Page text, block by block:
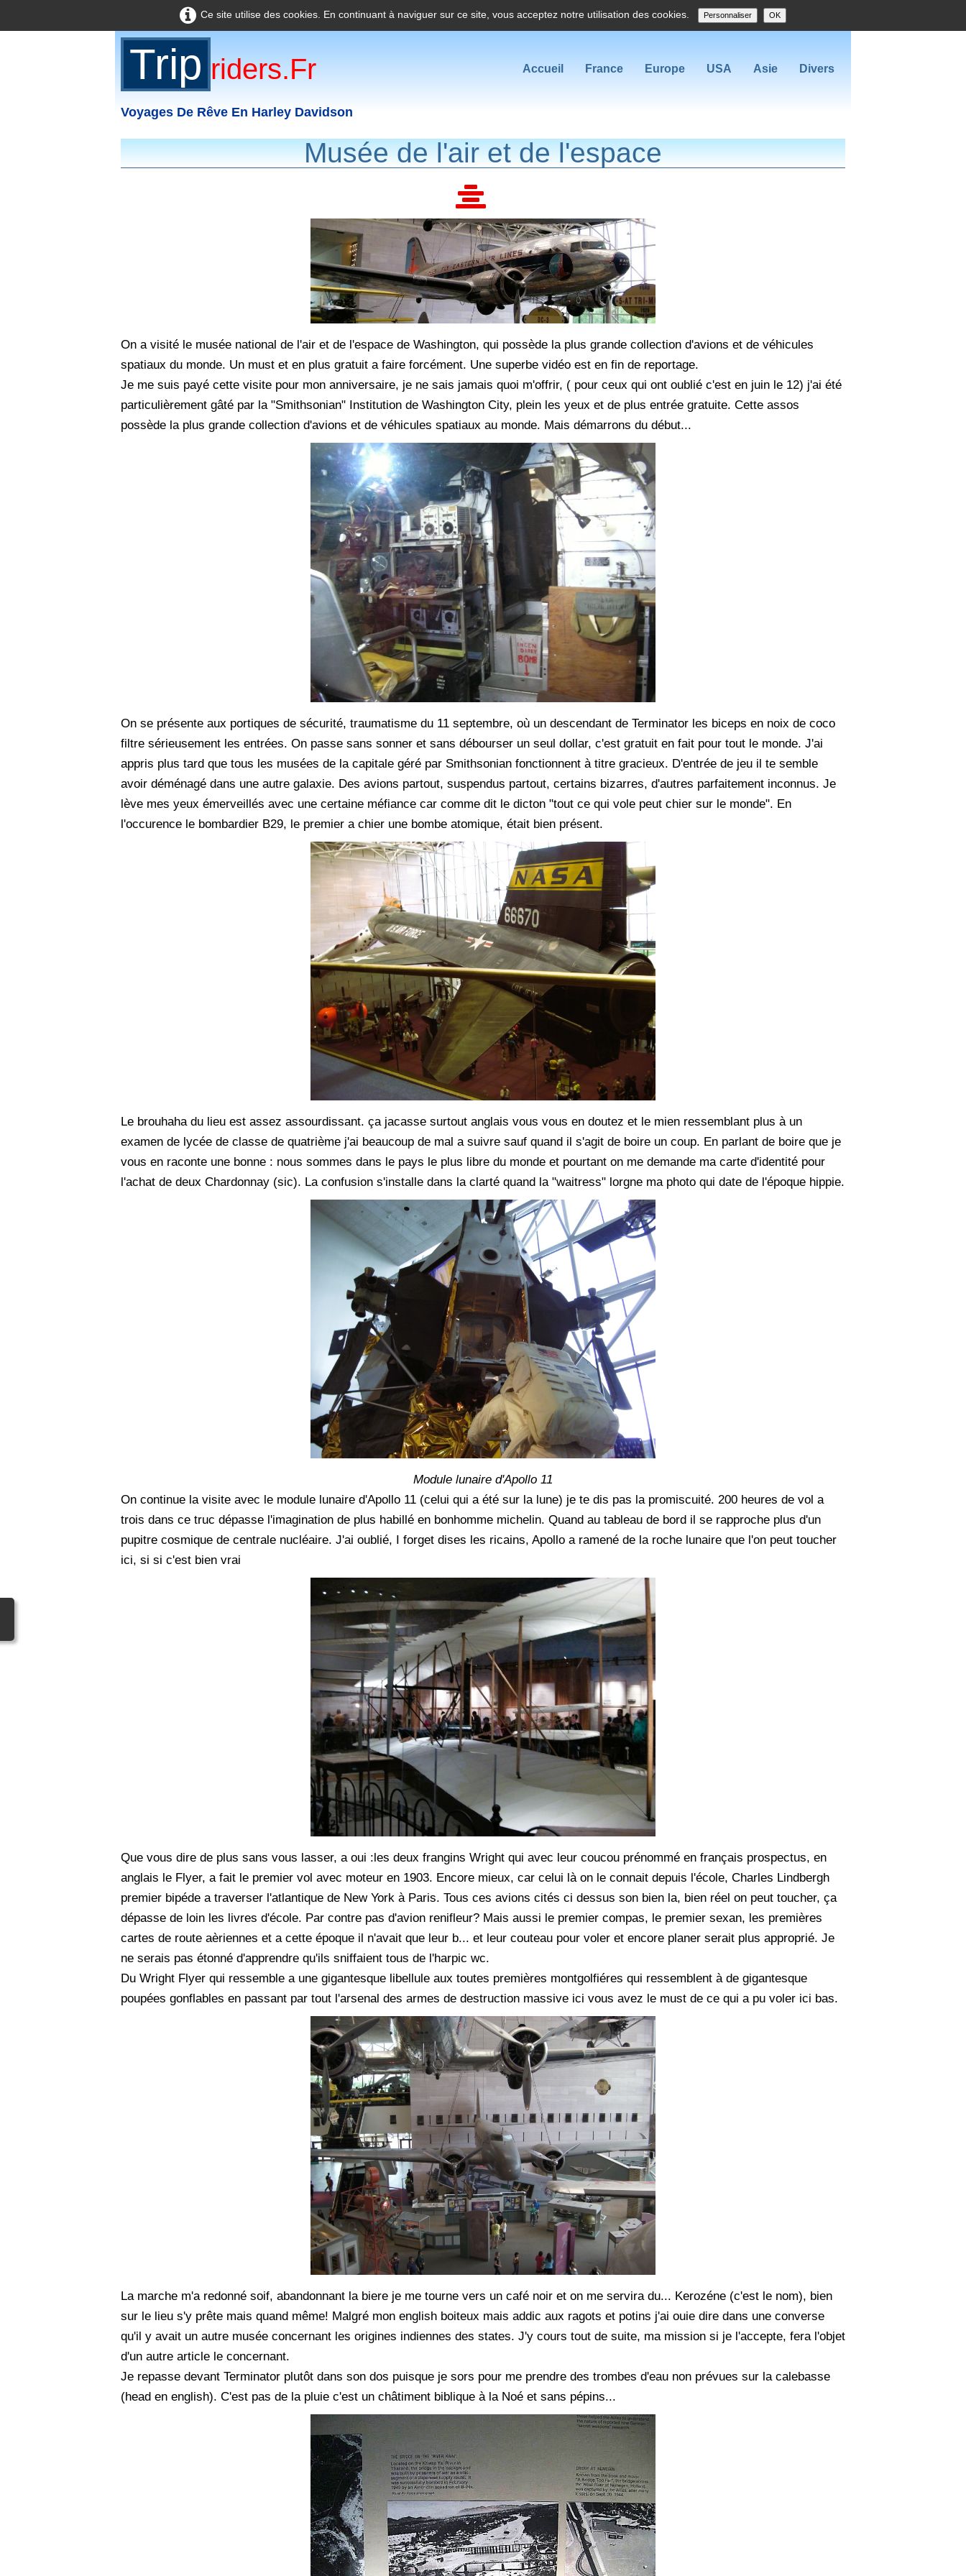
Ce site utilise des cookies. En continuant à naviguer sur ce site, vous acceptez notre utilisation des cookies. Personnaliser OK
Trip Riders.fr
Voyages De Rêve En Harley Davidson
Accueil France Europe USA Asie Divers
Musée de l'air et de l'espace
On a visité le musée national de l'air et de l'espace de Washington, qui possède la plus grande collection d'avions et de véhicules
spatiaux du monde. Un must et en plus gratuit a faire forcément. Une superbe vidéo est en fin de reportage.
Je me suis payé cette visite pour mon anniversaire, je ne sais jamais quoi m'offrir, ( pour ceux qui ont oublié c'est en juin le 12) j'ai été
particulièrement gâté par la "Smithsonian" Institution de Washington City, plein les yeux et de plus entrée gratuite. Cette assos
possède la plus grande collection d'avions et de véhicules spatiaux au monde. Mais démarrons du début...
On se présente aux portiques de sécurité, traumatisme du 11 septembre, où un descendant de Terminator les biceps en noix de coco
filtre sérieusement les entrées. On passe sans sonner et sans débourser un seul dollar, c'est gratuit en fait pour tout le monde. J'ai
appris plus tard que tous les musées de la capitale géré par Smithsonian fonctionnent à titre gracieux. D'entrée de jeu il te semble
avoir déménagé dans une autre galaxie. Des avions partout, suspendus partout, certains bizarres, d'autres parfaitement inconnus. Je
lève mes yeux émerveillés avec une certaine méfiance car comme dit le dicton "tout ce qui vole peut chier sur le monde". En
l'occurence le bombardier B29, le premier a chier une bombe atomique, était bien présent.
Le brouhaha du lieu est assez assourdissant. ça jacasse surtout anglais vous vous en doutez et le mien ressemblant plus à un
examen de lycée de classe de quatrième j'ai beaucoup de mal a suivre sauf quand il s'agit de boire un coup. En parlant de boire que je
vous en raconte une bonne : nous sommes dans le pays le plus libre du monde et pourtant on me demande ma carte d'identité pour
l'achat de deux Chardonnay (sic). La confusion s'installe dans la clarté quand la "waitress" lorgne ma photo qui date de l'époque hippie.
Module lunaire d'Apollo 11
On continue la visite avec le module lunaire d'Apollo 11 (celui qui a été sur la lune) je te dis pas la promiscuité. 200 heures de vol a
trois dans ce truc dépasse l'imagination de plus habillé en bonhomme michelin. Quand au tableau de bord il se rapproche plus d'un
pupitre cosmique de centrale nucléaire. J'ai oublié, I forget dises les ricains, Apollo a ramené de la roche lunaire que l'on peut toucher
ici, si si c'est bien vrai
Que vous dire de plus sans vous lasser, a oui :les deux frangins Wright qui avec leur coucou prénommé en français prospectus, en
anglais le Flyer, a fait le premier vol avec moteur en 1903. Encore mieux, car celui là on le connait depuis l'école, Charles Lindbergh
premier bipéde a traverser l'atlantique de New York à Paris. Tous ces avions cités ci dessus son bien la, bien réel on peut toucher, ça
dépasse de loin les livres d'école. Par contre pas d'avion renifleur? Mais aussi le premier compas, le premier sexan, les premières
cartes de route aèriennes et a cette époque il n'avait que leur b... et leur couteau pour voler et encore planer serait plus approprié. Je
ne serais pas étonné d'apprendre qu'ils sniffaient tous de l'harpic wc.
Du Wright Flyer qui ressemble a une gigantesque libellule aux toutes premières montgolfiéres qui ressemblent à de gigantesque
poupées gonflables en passant par tout l'arsenal des armes de destruction massive ici vous avez le must de ce qui a pu voler ici bas.
La marche m'a redonné soif, abandonnant la biere je me tourne vers un café noir et on me servira du... Kerozéne (c'est le nom), bien
sur le lieu s'y prête mais quand même! Malgré mon english boiteux mais addic aux ragots et potins j'ai ouie dire dans une converse
qu'il y avait un autre musée concernant les origines indiennes des states. J'y cours tout de suite, ma mission si je l'accepte, fera l'objet
d'un autre article le concernant.
Je repasse devant Terminator plutôt dans son dos puisque je sors pour me prendre des trombes d'eau non prévues sur la calebasse
(head en english). C'est pas de la pluie c'est un châtiment biblique à la Noé et sans pépins...